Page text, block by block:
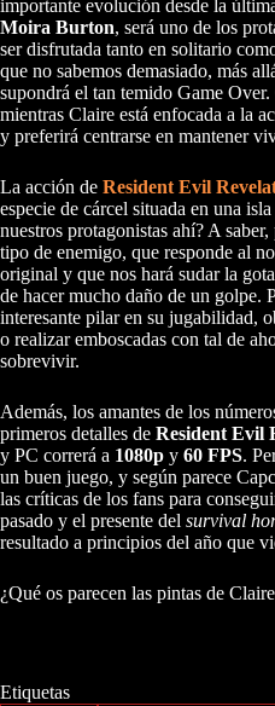
importante evolución desde la
Moira Burton, será uno de los
ser disfrutada tanto en solitario
que no sabemos demasiado, más
supondrá el tan temido Game
mientras Claire está enfocada a la
y preferirá centrarse en mantener
La acción de Resident Evil
especie de cárcel situada en una
nuestros protagonistas ahí? A
tipo de enemigo, que responde al
original y que nos hará sudar la
de hacer mucho daño de un golpe.
interesante pilar en su jugabilidad,
o realizar emboscadas con tal de
sobrevivir.
Además, los amantes de los
primeros detalles de Resident Evil
y PC correrá a 1080p y 60 FPS.
un buen juego, y según parece
las críticas de los fans para
pasado y el presente del survival
resultado a principios del año que
¿Qué os parecen las pintas de
Etiquetas